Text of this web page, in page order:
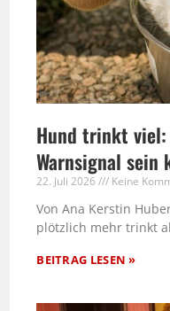
Hund trinkt viel:
Warnsignal sein
22. Juli 2026 Keine
Von Ana Kerstin
plötzlich mehr trinkt
BEITRAG LESEN »